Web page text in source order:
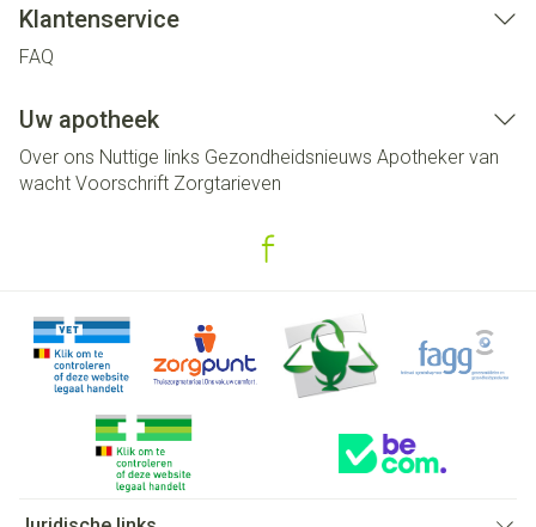
Klantenservice
FAQ
Uw apotheek
Over ons Nuttige links Gezondheidsnieuws Apotheker van
wacht Voorschrift Zorgtarieven